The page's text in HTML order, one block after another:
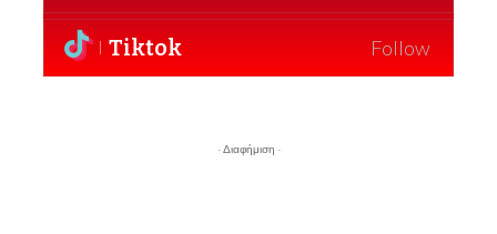
Tiktok Follow
- Διαφήμιση -